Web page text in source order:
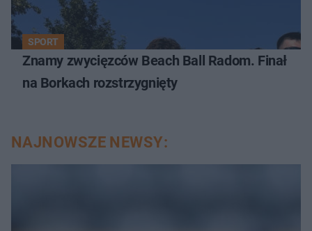
SPORT
Znamy zwycięzców Beach Ball Radom. Finał
na Borkach rozstrzygnięty
NAJNOWSZE NEWSY: